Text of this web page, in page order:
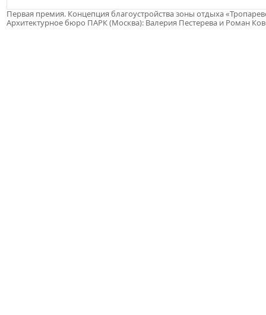
Первая премия. Концепция благоустройства зоны отдыха
Архитектурное бюро ПАРК (Москва): Валерия Пестерева и Роман